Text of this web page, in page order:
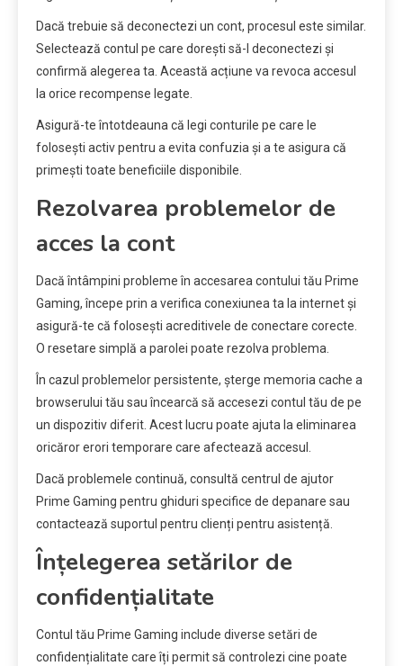
Dacă trebuie să deconectezi un cont, procesul este similar.
Selectează contul pe care dorești să-l deconectezi și
confirmă alegerea ta. Această acțiune va revoca accesul
la orice recompense legate.
Asigură-te întotdeauna că legi conturile pe care le
folosești activ pentru a evita confuzia și a te asigura că
primești toate beneficiile disponibile.
Rezolvarea problemelor de
acces la cont
Dacă întâmpini probleme în accesarea contului tău Prime
Gaming, începe prin a verifica conexiunea ta la internet și
asigură-te că folosești acreditivele de conectare corecte.
O resetare simplă a parolei poate rezolva problema.
În cazul problemelor persistente, șterge memoria cache a
browserului tău sau încearcă să accesezi contul tău de pe
un dispozitiv diferit. Acest lucru poate ajuta la eliminarea
oricăror erori temporare care afectează accesul.
Dacă problemele continuă, consultă centrul de ajutor
Prime Gaming pentru ghiduri specifice de depanare sau
contactează suportul pentru clienți pentru asistență.
Înțelegerea setărilor de
confidențialitate
Contul tău Prime Gaming include diverse setări de
confidențialitate care îți permit să controlezi cine poate